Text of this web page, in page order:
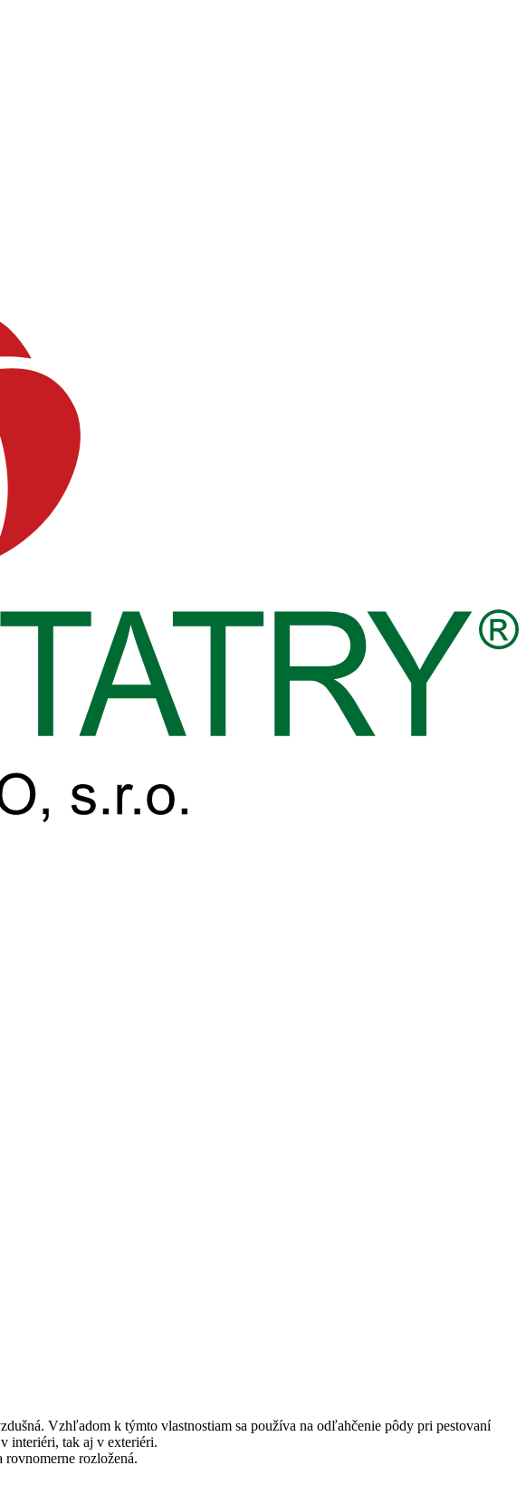
Vzhľadom k týmto vlastnostiam sa používa na odľahčenie pôdy pri pestovaní
interiéri, tak aj v exteriéri.
rovnomerne rozložená.